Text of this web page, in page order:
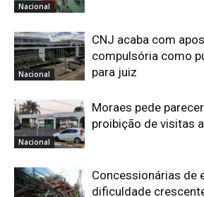
Nacional
Nacional
CNJ acaba com
compulsória como
para juiz
Nacional
Moraes pede
proibição de visitas
Concessionárias de
dificuldade